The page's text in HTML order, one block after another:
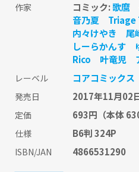
作家 コミック:歌麿
音乃夏
Triage
内々けやき
尾
しーらかんす
Rico
叶竜児
レーベル コアコミックス
発売日 2017年11月02
定価 693円 （本体
仕様 B6判 324P
ISBN/JAN 4866531290